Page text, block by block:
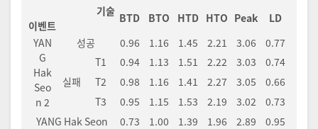
기술 BTD BTO HTD HTO Peak LD
이벤트
YAN
G
Hak
Seo
n 2
성공 0.96 1.16 1.45 2.21 3.06 0.77
실패
T1 0.94 1.13 1.51 2.22 3.03
0.74
T2
0.98 1.16 1.41 2.27 3.05
0.66
T3
0.95 1.15 1.53 2.19 3.02
0.73
YANG Hak Seon
0.73 1.00 1.39 1.96 2.89
0.95